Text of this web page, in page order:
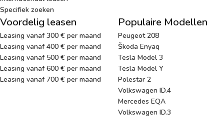
Specifiek zoeken
Voordelig leasen
Leasing vanaf 300 € per maand
Leasing vanaf 400 € per maand
Leasing vanaf 500 € per maand
Leasing vanaf 600 € per maand
Leasing vanaf 700 € per maand
Populaire Modellen
Peugeot 208
Škoda Enyaq
Tesla Model 3
Tesla Model Y
Polestar 2
Volkswagen ID.4
Mercedes EQA
Volkswagen ID.3